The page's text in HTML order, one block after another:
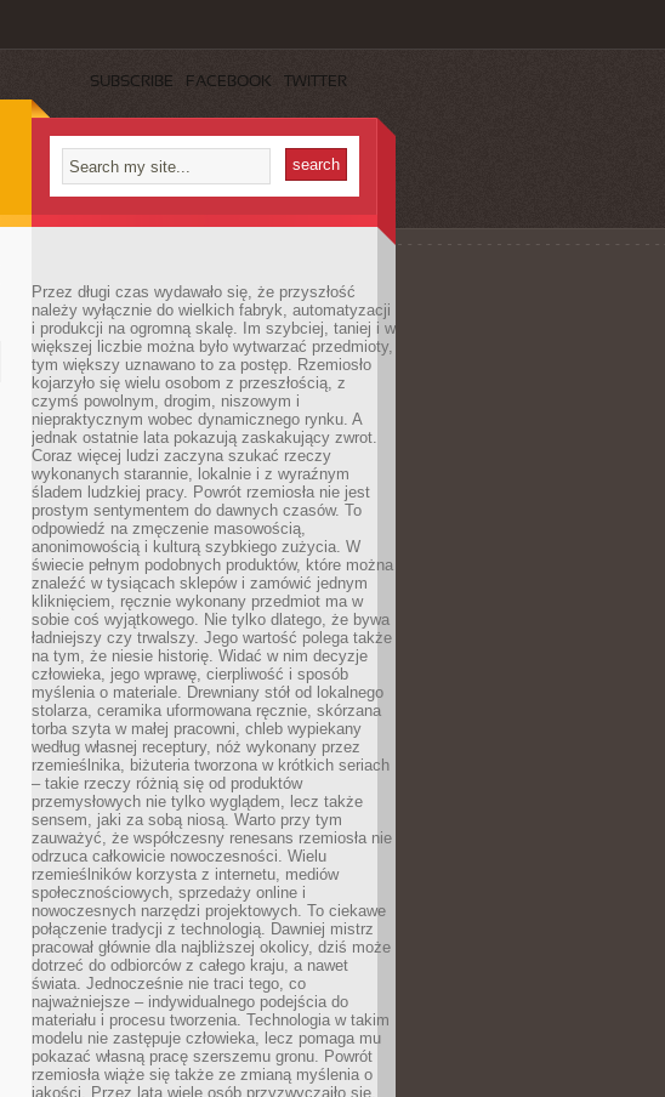
SUBSCRIBE FACEBOOK TWITTER
Przez długi czas wydawało się, że przyszłość
należy wyłącznie do wielkich fabryk, automatyzacji
i produkcji na ogromną skalę. Im szybciej, taniej i w
większej liczbie można było wytwarzać przedmioty,
tym większy uznawano to za postęp. Rzemiosło
kojarzyło się wielu osobom z przeszłością, z
czymś powolnym, drogim, niszowym i
niepraktycznym wobec dynamicznego rynku. A
jednak ostatnie lata pokazują zaskakujący zwrot.
Coraz więcej ludzi zaczyna szukać rzeczy
wykonanych starannie, lokalnie i z wyraźnym
śladem ludzkiej pracy. Powrót rzemiosła nie jest
prostym sentymentem do dawnych czasów. To
odpowiedź na zmęczenie masowością,
anonimowością i kulturą szybkiego zużycia. W
świecie pełnym podobnych produktów, które można
znaleźć w tysiącach sklepów i zamówić jednym
kliknięciem, ręcznie wykonany przedmiot ma w
sobie coś wyjątkowego. Nie tylko dlatego, że bywa
ładniejszy czy trwalszy. Jego wartość polega także
na tym, że niesie historię. Widać w nim decyzje
człowieka, jego wprawę, cierpliwość i sposób
myślenia o materiale. Drewniany stół od lokalnego
stolarza, ceramika uformowana ręcznie, skórzana
torba szyta w małej pracowni, chleb wypiekany
według własnej receptury, nóż wykonany przez
rzemieślnika, biżuteria tworzona w krótkich seriach
– takie rzeczy różnią się od produktów
przemysłowych nie tylko wyglądem, lecz także
sensem, jaki za sobą niosą. Warto przy tym
zauważyć, że współczesny renesans rzemiosła nie
odrzuca całkowicie nowoczesności. Wielu
rzemieślników korzysta z internetu, mediów
społecznościowych, sprzedaży online i
nowoczesnych narzędzi projektowych. To ciekawe
połączenie tradycji z technologią. Dawniej mistrz
pracował głównie dla najbliższej okolicy, dziś może
dotrzeć do odbiorców z całego kraju, a nawet
świata. Jednocześnie nie traci tego, co
najważniejsze – indywidualnego podejścia do
materiału i procesu tworzenia. Technologia w takim
modelu nie zastępuje człowieka, lecz pomaga mu
pokazać własną pracę szerszemu gronu. Powrót
rzemiosła wiąże się także ze zmianą myślenia o
jakości. Przez lata wiele osób przyzwyczaiło się,